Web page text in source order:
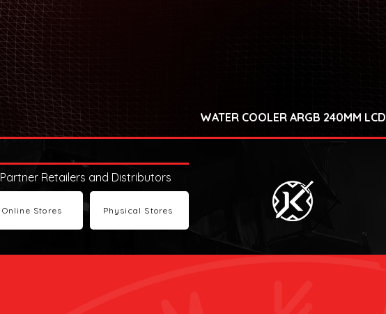
WATER COOLER ARGB 240MM LCD
Partner Retailers and Distributors
Online Stores Physical Stores